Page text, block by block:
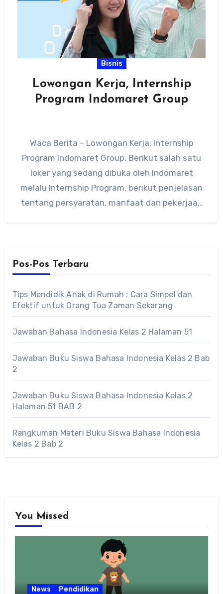
Bisnis
Lowongan Kerja, Internship
Program Indomaret Group
Waca Berita – Lowongan Kerja, Internship
Program Indomaret Group, Berikut salah satu
loker yang sedang dibuka oleh Indomaret
melalu Internship Program. berikut penjelasan
tentang persyaratan, manfaat dan pekerjaan
Pos-Pos Terbaru
Tips Mendidik Anak di Rumah : Cara Simpel dan
Efektif untuk Orang Tua Zaman Sekarang
Jawaban Bahasa Indonesia Kelas 2 Halaman 51
Jawaban Buku Siswa Bahasa Indonesia Kelas 2 Bab
2
Jawaban Buku Siswa Bahasa Indonesia Kelas 2
Halaman 51 BAB 2
Rangkuman Materi Buku Siswa Bahasa Indonesia
Kelas 2 Bab 2
You Missed
News Pendidikan